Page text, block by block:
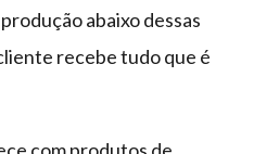
abaixo dessas
recebe tudo que é